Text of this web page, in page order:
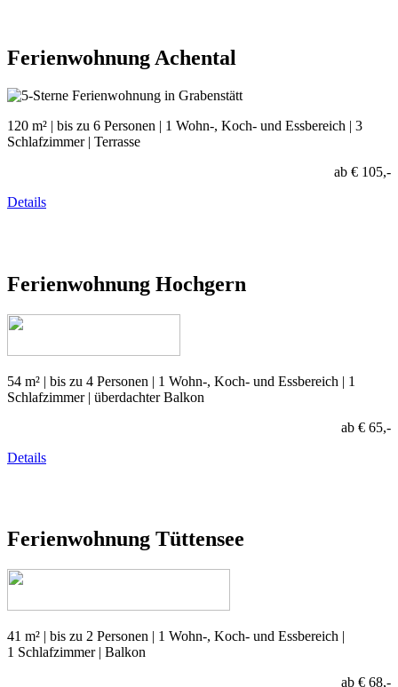
Ferienwohnung Achental
120 m² | bis zu 6 Personen | 1 Wohn-, Koch- und Essbereich | 3
Schlafzimmer | Terrasse
ab € 105,-
Details
Ferienwohnung Hochgern
54 m² | bis zu 4 Personen | 1 Wohn-, Koch- und Essbereich | 1
Schlafzimmer | überdachter Balkon
ab € 65,-
Details
Ferienwohnung Tüttensee
41 m² | bis zu 2 Personen | 1 Wohn-, Koch- und Essbereich |
1 Schlafzimmer | Balkon
ab € 68,-